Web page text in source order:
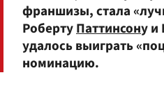
франшизы, стала
РобертуПаттинсону и
удалось выиграть
номинацию.